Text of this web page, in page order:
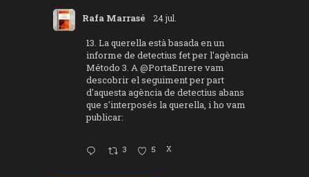
Rafa Marrasé 24 jul.
13. La querella està basada en un
informe de detectius fet per l'agència
Método 3. A@PortaEnrere vam
descobrir el seguiment per part
d'aquesta agència de detectius abans
que s'interposés la querella, i ho vam
publicar:
3 5 X